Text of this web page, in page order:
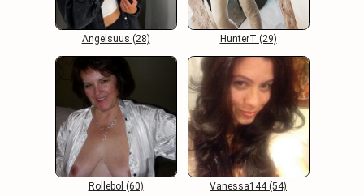
Angelsuus (28) HunterT (29)
Rollebol (60) Vanessa144 (54)